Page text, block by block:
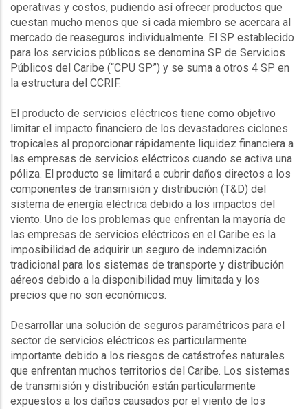
operativas y costos, pudiendo así ofrecer productos que
cuestan mucho menos que si cada miembro se acercara al
mercado de reaseguros individualmente. El SP establecido
para los servicios públicos se denomina SP de Servicios
Públicos del Caribe (“CPU SP”) y se suma a otros 4 SP en
la estructura del CCRIF.
El producto de servicios eléctricos tiene como objetivo
limitar el impacto financiero de los devastadores ciclones
tropicales al proporcionar rápidamente liquidez financiera a
las empresas de servicios eléctricos cuando se activa una
póliza. El producto se limitará a cubrir daños directos a los
componentes de transmisión y distribución (T&D) del
sistema de energía eléctrica debido a los impactos del
viento. Uno de los problemas que enfrentan la mayoría de
las empresas de servicios eléctricos en el Caribe es la
imposibilidad de adquirir un seguro de indemnización
tradicional para los sistemas de transporte y distribución
aéreos debido a la disponibilidad muy limitada y los
precios que no son económicos.
Desarrollar una solución de seguros paramétricos para el
sector de servicios eléctricos es particularmente
importante debido a los riesgos de catástrofes naturales
que enfrentan muchos territorios del Caribe. Los sistemas
de transmisión y distribución están particularmente
expuestos a los daños causados por el viento de los